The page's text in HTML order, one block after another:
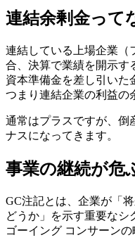
連結余剰金って
連結している上場企業（
合、決算で業績を開示す
資本準備金を差し引いた
つまり連結企業の利益の
通常はプラスですが、倒
ナスになってきます。
事業の継続が危
GC注記とは、企業が 「
どうか」を示す重要なシ
ゴーイング コンサーンの